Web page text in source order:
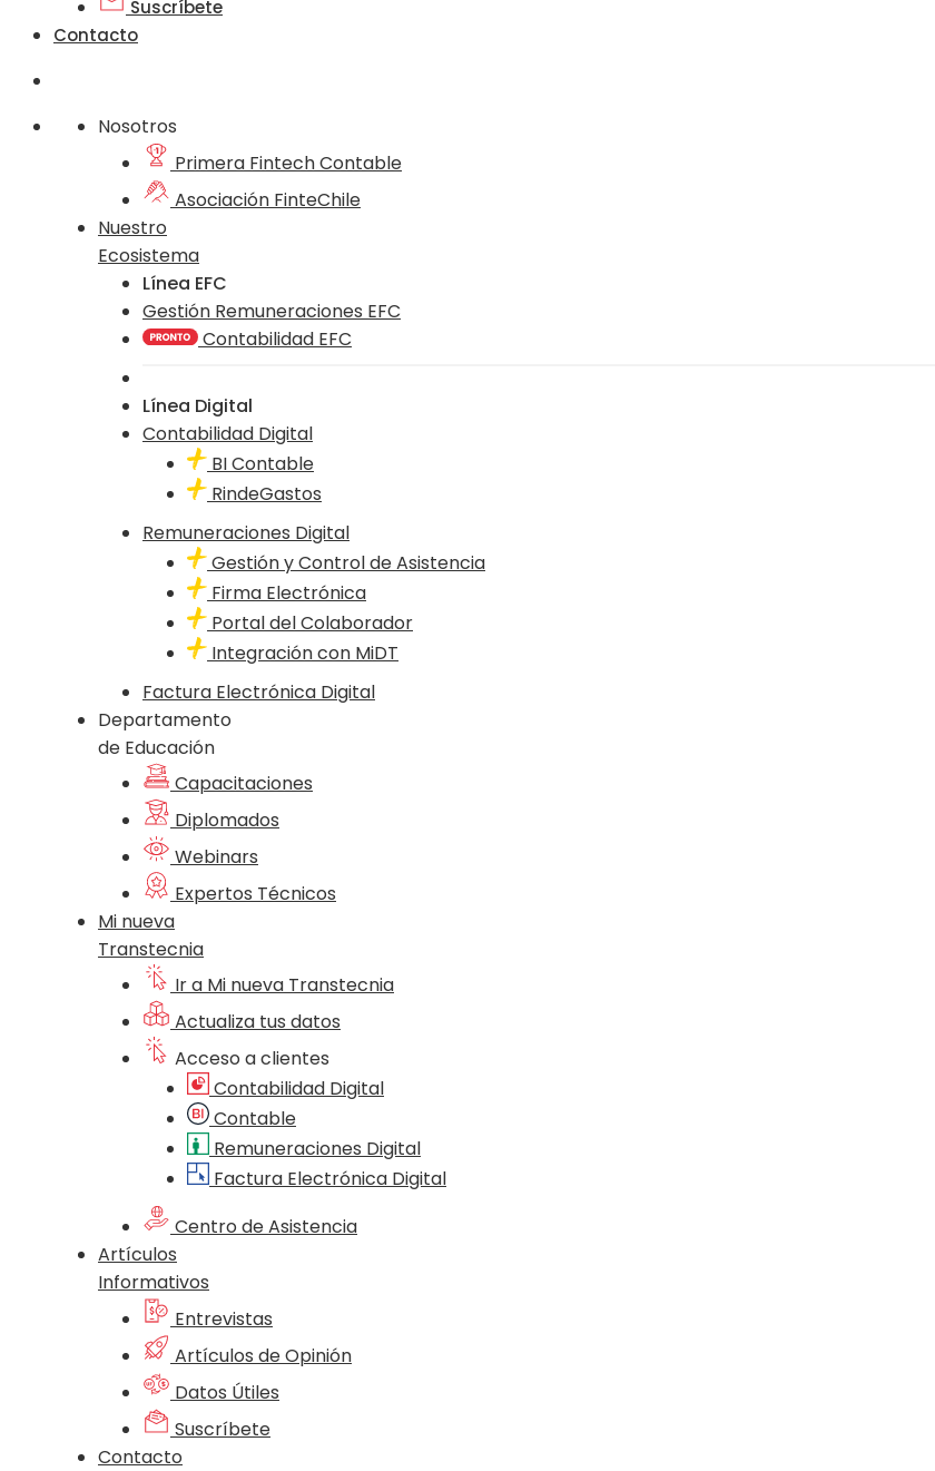
Suscríbete
Contacto
Nosotros
Primera Fintech Contable
Asociación FinteChile
Nuestro
Ecosistema
Línea EFC
Gestión Remuneraciones EFC
Contabilidad EFC
Línea Digital
Contabilidad Digital
BI Contable
RindeGastos
Remuneraciones Digital
Gestión y Control de Asistencia
Firma Electrónica
Portal del Colaborador
Integración con MiDT
Factura Electrónica Digital
Departamento
de Educación
Capacitaciones
Diplomados
Webinars
Expertos Técnicos
Mi nueva
Transtecnia
Ir a Mi nueva Transtecnia
Actualiza tus datos
Acceso a clientes
Contabilidad Digital
Contable
Remuneraciones Digital
Factura Electrónica Digital
Centro de Asistencia
Artículos
Informativos
Entrevistas
Artículos de Opinión
Datos Útiles
Suscríbete
Contacto